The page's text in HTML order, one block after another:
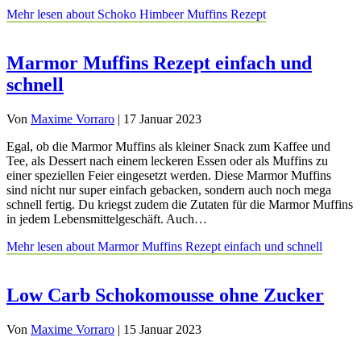
Mehr lesen about Schoko Himbeer Muffins Rezept
Marmor Muffins Rezept einfach und
schnell
Von Maxime Vorraro | 17 Januar 2023
Egal, ob die Marmor Muffins als kleiner Snack zum Kaffee und
Tee, als Dessert nach einem leckeren Essen oder als Muffins zu
einer speziellen Feier eingesetzt werden. Diese Marmor Muffins
sind nicht nur super einfach gebacken, sondern auch noch mega
schnell fertig. Du kriegst zudem die Zutaten für die Marmor Muffins
in jedem Lebensmittelgeschäft. Auch…
Mehr lesen about Marmor Muffins Rezept einfach und schnell
Low Carb Schokomousse ohne Zucker
Von Maxime Vorraro | 15 Januar 2023